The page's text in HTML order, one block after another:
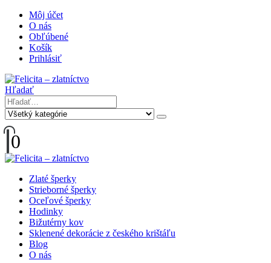
Môj účet
O nás
Obľúbené
Košík
Prihlásiť
Hľadať
0
Zlaté šperky
Strieborné šperky
Oceľové šperky
Hodinky
Bižutérny kov
Sklenené dekorácie z českého krištáľu
Blog
O nás